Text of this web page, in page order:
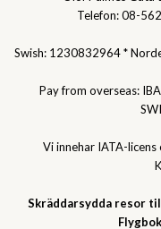
Telefon: 08-
Swish: 1230832964 *
Pay from overseas:
Vi innehar IATA-
Skräddarsydda resor